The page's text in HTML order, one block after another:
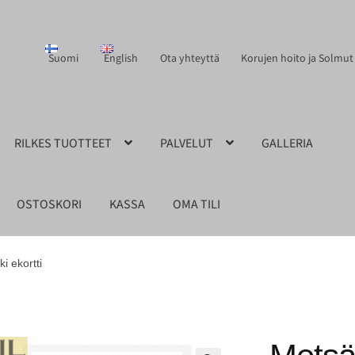
Suomi English Ota yhteyttä Korujen hoito ja Solmut
RILKES TUOTTEET PALVELUT GALLERIA
OSTOSKORI KASSA OMA TILI
ekortti